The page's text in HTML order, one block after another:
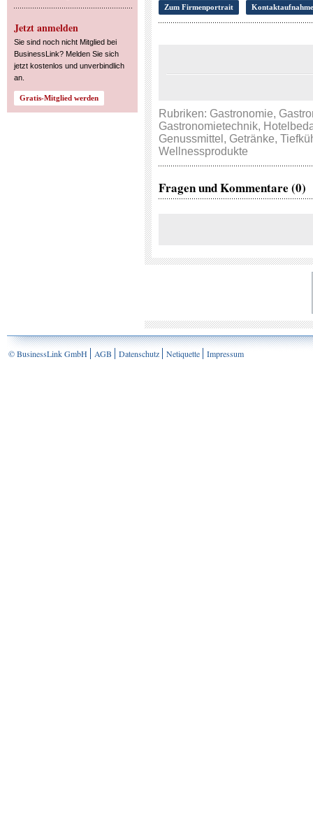
Jetzt anmelden
Sie sind noch nicht Mitglied bei
BusinessLink? Melden Sie sich
jetzt kostenlos und unverbindlich
an.
Zum Firmenportrait Kontaktaufnahme
Rubriken: Gastronomie,
Gastronomietechnik,
Genussmittel , Getränke,
Wellnessprodukte
Fragen und Kommentare (0)
© BusinessLink GmbH AGB Datenschutz Netiquette Impressum